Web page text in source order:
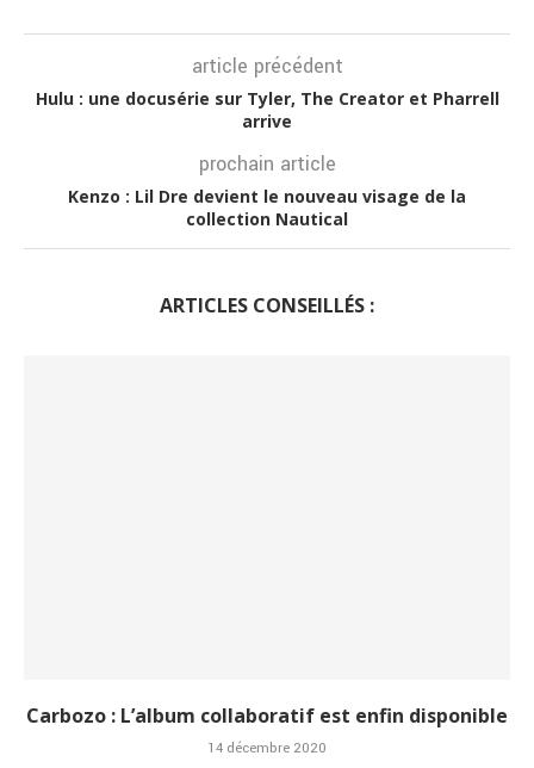
article précédent
Hulu : une docusérie sur Tyler, The Creator et Pharrell
arrive
prochain article
Kenzo : Lil Dre devient le nouveau visage de la
collection Nautical
ARTICLES CONSEILLÉS :
Carbozo : L’album collaboratif est enfin disponible
14 décembre 2020